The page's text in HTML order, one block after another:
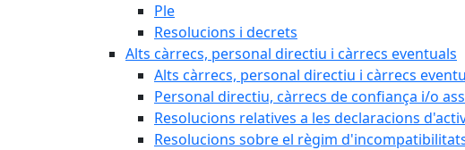
Ple
Resolucions i decrets
Alts càrrecs, personal directiu i càrrecs eventuals
Alts càrrecs, personal directiu i càrrecs
Personal directiu, càrrecs de confiança i/o
Resolucions relatives a les declaracions
Resolucions sobre el règim